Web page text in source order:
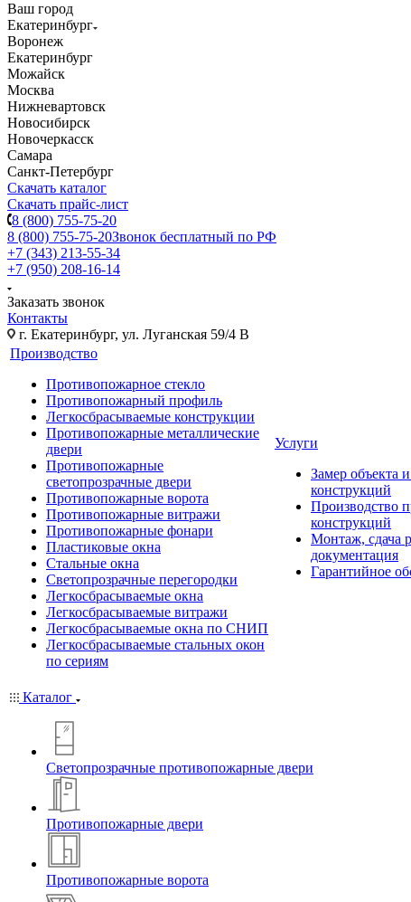
Ваш город
Екатеринбург
Воронеж
Екатеринбург
Можайск
Москва
Нижневартовск
Новосибирск
Новочеркасск
Самара
Санкт-Петербург
Скачать каталог
Скачать прайс-лист
8 (800) 755-75-20
8 (800) 755-75-20Звонок бесплатный по РФ
+7 (343) 213-55-34
+7 (950) 208-16-14
Заказать звонок
Контакты
г. Екатеринбург, ул. Луганская 59/4 В
Производство
Противопожарное стекло
Противопожарный профиль
Легкосбрасываемые конструкции
Противопожарные металлические
двери
Противопожарные
светопрозрачные двери
Противопожарные ворота
Противопожарные витражи
Противопожарные фонари
Пластиковые окна
Стальные окна
Светопрозрачные перегородки
Легкосбрасываемые окна
Легкосбрасываемые витражи
Легкосбрасываемые окна по СНИП
Легкосбрасываемые стальных окон
по сериям
Услуги
Замер объекта
конструкций
Производство
конструкций
Монтаж, сдача
документация
Гарантийное
Каталог
Светопрозрачные противопожарные двери
Противопожарные двери
Противопожарные ворота